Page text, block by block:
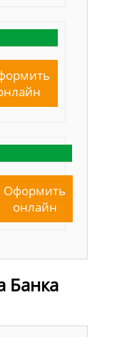
Оформить
онлайн
Банка